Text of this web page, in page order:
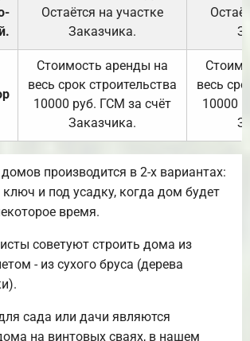
Остаётся на участке
Заказчика.
Стоимость аренды на
весь срок строительства
10000 руб. ГСМ за счёт
Заказчика.
весь
10000
производится в 2-х вариантах:
и под усадку, когда дом будет
время.
советуют строить дома из
- из сухого бруса (дерева
сада или дачи являются
на винтовых сваях, в нашем